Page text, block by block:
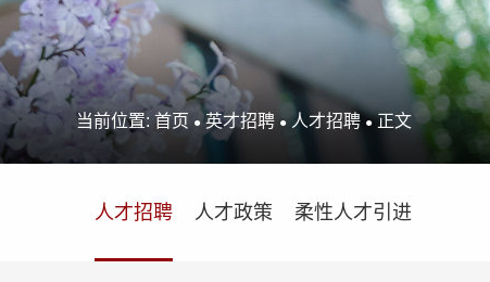
当前位置: 首页 ● 英才招聘 ● 人才招聘 ●正文
人才招聘 人才政策 柔性人才引进